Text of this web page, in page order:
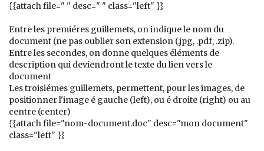
{{attach file=" " desc=" " class="left" }}
Entre les premiéres guillemets, on indique le nom du
document (ne pas oublier son extension (.jpg, .pdf, .zip).
Entre les secondes, on donne quelques éléments de
description qui deviendront le texte du lien vers le
document
Les troisiémes guillemets, permettent, pour les images, de
positionner l'image é gauche (left), ou é droite (right) ou au
centre (center)
{{attach file="nom-document.doc" desc="mon document"
class="left" }}